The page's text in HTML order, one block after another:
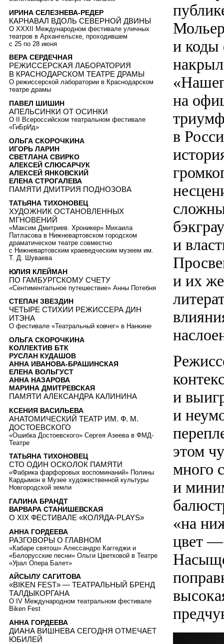
и коды
на
в
и
и их
и
и
этом
много
и
«на
цвет —
ИРИНА СЕЛЕЗНЕВА-РЕДЕР
КАРНАВАЛ ВДОЛЬ СЕВЕРНОЙ ДВИНЫ
О XXXII Международном фестивале уличных
театров в Архангельске, проходившем
с 25 по 28 июня
ВЕРА СЕРДЕЧНАЯ
РЕЖИССЕРСКАЯ ЛАБОРАТОРИЯ
В КРАСНОДАРСКОМ ТЕАТРЕ ДРАМЫ
О режиссерской лаборатории в Краснодарском
театре драмы
ПАВЕЛ ШИШИН
АПЕЛЬСИНКИ ОТ ОСИНКИ
О II Всероссийском театральном фестивале
«ГиБрИд»
ОЛЬГА СКОРОЧКИНА
ИГОРЬ ЛАРИН
СВЕТЛАНА СВИРКО
АЛЕКСЕЙ СЛЮСАРЧУК
АЛЕКСЕЙ ЯНКОВСКИЙ
ЕЛЕНА СТРОГАЛЕВА
ПАМЯТИ ДМИТРИЯ ПОДНОЗОВА
ТАТЬЯНА ТИХОНОВЕЦ
ХУДОЖНИК ОСТАНОВЛЕННЫХ
МГНОВЕНИЙ
«Максим Дмитриев. Хроникер» Михаила
Патласова в Нижневартовском городском
драматическом театре совместно
с Нижневартовским краеведческим музеем им.
Т. Д. Шуваева
ЮЛИЯ КЛЕЙМАН
ПО ГАМБУРГСКОМУ СЧЕТУ
«Сентиментальное путешествие» Анны Потебня
СТЕПАН ЗВЕЗДИН
ЧЕТЫРЕ СТИХИИ РЕЖИССЕРА ДИН
ИТЭНА
О фестивале «Театральный ковчег» в Нанкине
ОЛЬГА СКОРОЧКИНА
КОЛЛЕКТИВ БТК
РУСЛАН КУДАШОВ
АННА ИВАНОВА-БРАШИНСКАЯ
ЕЛЕНА ВОЛЬГУСТ
АННА НАЗАРОВА
МАРИНА ДМИТРЕВСКАЯ
ПАМЯТИ АЛЕКСАНДРА КАЛИНИНА
КСЕНИЯ ВАСИЛЬЕВА
АНАТОМИЧЕСКИЙ ТЕАТР ИМ. Ф. М.
ДОСТОЕВСКОГО
«Ошибка Достоевского» Сергея Азеева в ФМД-
Театре
ТАТЬЯНА ТИХОНОВЕЦ
СТО ОДИН ОСКОЛОК ПАМЯТИ
«Фабрика фарфоровых воспоминаний» Полины
Кардымон в Музее художественной культуры
Новгородской земли
ГАЛИНА БРАНДТ
ВАРВАРА СТАНИШЕВСКАЯ
О XIX ФЕСТИВАЛЕ «КОЛЯДА-PLAYS»
АННА ГОРДЕЕВА
РАЗГОВОРЫ О ГЛАВНОМ
«Кабаре святош» Алессандро Каггеджи и
«Белорусские песни» Ольги Цветковой в Театре
«Урал Опера Балет»
АЙСЫЛУ САГИТОВА
«BIKEN FEST» — ТЕАТРАЛЬНЫЙ БРЕНД
ТАЛДЫКОРГАНА
О IV Международном театральном фестивале
Biken Fest
АННА ГОРДЕЕВА
ДИАНА ВИШНЕВА СЕГОДНЯ ОТМЕЧАЕТ
ЮБИЛЕЙ